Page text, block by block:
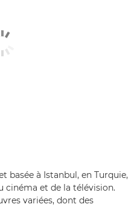
basée à Istanbul, en Turquie,
cinéma et de la télévision.
variées, dont des